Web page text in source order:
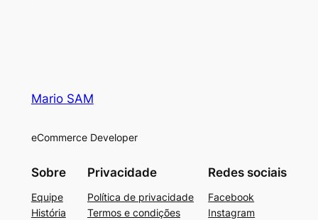
Mario SAM
eCommerce Developer
Sobre
Equipe
História
Privacidade
Política de privacidade
Termos e condições
Redes sociais
Facebook
Instagram